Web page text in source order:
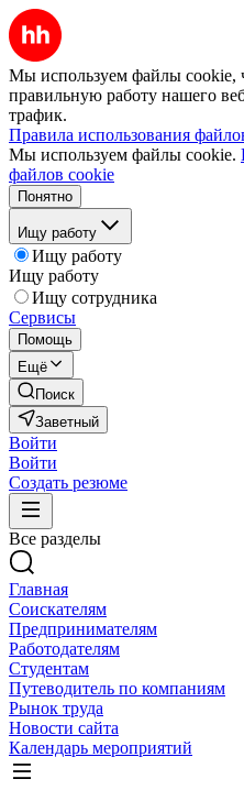
Мы используем файлы cookie,
правильную работу нашего
трафик.
Правила использования
Мы используем файлы cookie.
файлов cookie
Понятно
Ищу работу
Ищу работу
Ищу работу
Ищу сотрудника
Сервисы
Помощь
Ещё
Поиск
Заветный
Войти
Войти
Создать резюме
Все разделы
Главная
Соискателям
Предпринимателям
Работодателям
Студентам
Путеводитель по компаниям
Рынок труда
Новости сайта
Календарь мероприятий